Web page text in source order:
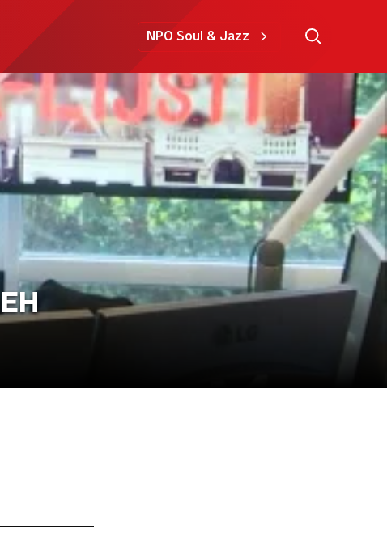
NPO Soul & Jazz